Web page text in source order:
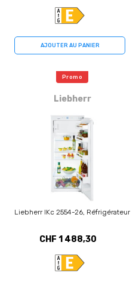
AJOUTER AU PANIER
Promo
Liebherr
Liebherr IKc 2554-26, Réfrigérateur
CHF 1 488,30